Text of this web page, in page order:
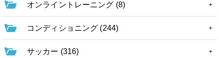
オンライントレーニング (8)
コンディショニング (244)
サッカー (316)